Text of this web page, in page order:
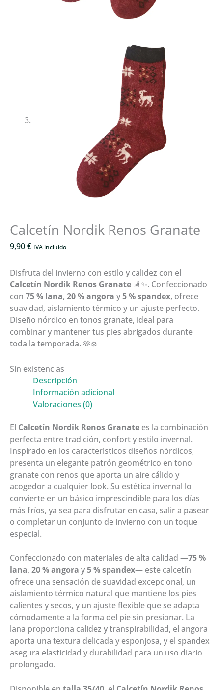
Calcetín Nordik Renos Granate
9,90€ IVA incluido
Disfruta del invierno con estilo y calidez con el
Calcetín Nordik Renos Granate 🧦✨. Confeccionado
con 75 % lana, 20 % angora y5 % spandex, ofrece
suavidad, aislamiento térmico y un ajuste perfecto.
Diseño nórdico en tonos granate, ideal para
combinar y mantener tus pies abrigados durante
toda la temporada. 🫶❄️
Sin existencias
Descripción
Información adicional
Valoraciones (0)
El Calcetín Nordik Renos Granate es la combinación
perfecta entre tradición, confort y estilo invernal.
Inspirado en los característicos diseños nórdicos,
presenta un elegante patrón geométrico en tono
granate con renos que aporta un aire cálido y
acogedor a cualquier look. Su estética invernal lo
convierte en un básico imprescindible para los días
más fríos, ya sea para disfrutar en casa, salir a pasear
o completar un conjunto de invierno con un toque
especial.
Confeccionado con materiales de alta calidad —75 %
lana, 20 % angora y5 % spandex— este calcetín
ofrece una sensación de suavidad excepcional, un
aislamiento térmico natural que mantiene los pies
calientes y secos, y un ajuste flexible que se adapta
cómodamente a la forma del pie sin presionar. La
lana proporciona calidez y transpirabilidad, el angora
aporta una textura delicada y esponjosa, y el spandex
asegura elasticidad y durabilidad para un uso diario
prolongado.